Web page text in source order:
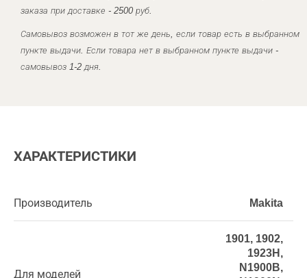
заказа при доставке - 2500 руб.
Самовывоз возможен в тот же день, если товар есть в выбранном
пункте выдачи. Если товара нет в выбранном пункте выдачи -
самовывоз 1-2 дня.
ХАРАКТЕРИСТИКИ
Производитель Makita
Для моделей
1901, 1902,
1923H,
N1900B,